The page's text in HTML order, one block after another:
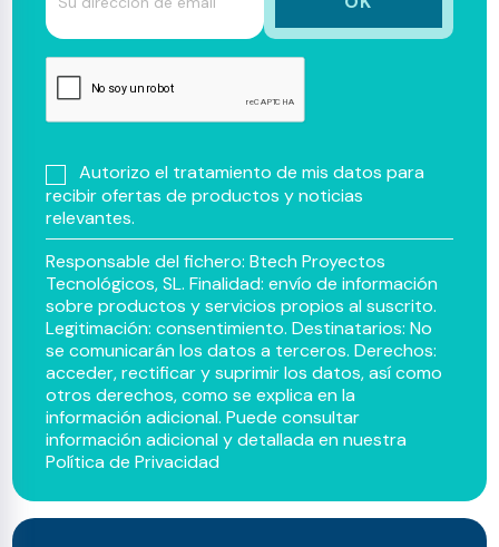
Autorizo el tratamiento de mis datos para
recibir ofertas de productos y noticias
relevantes.
Responsable del fichero: Btech Proyectos
Tecnológicos, SL. Finalidad: envío de información
sobre productos y servicios propios al suscrito.
Legitimación: consentimiento. Destinatarios: No
se comunicarán los datos a terceros. Derechos:
acceder, rectificar y suprimir los datos, así como
otros derechos, como se explica en la
información adicional. Puede consultar
información adicional y detallada en nuestra
Política de Privacidad